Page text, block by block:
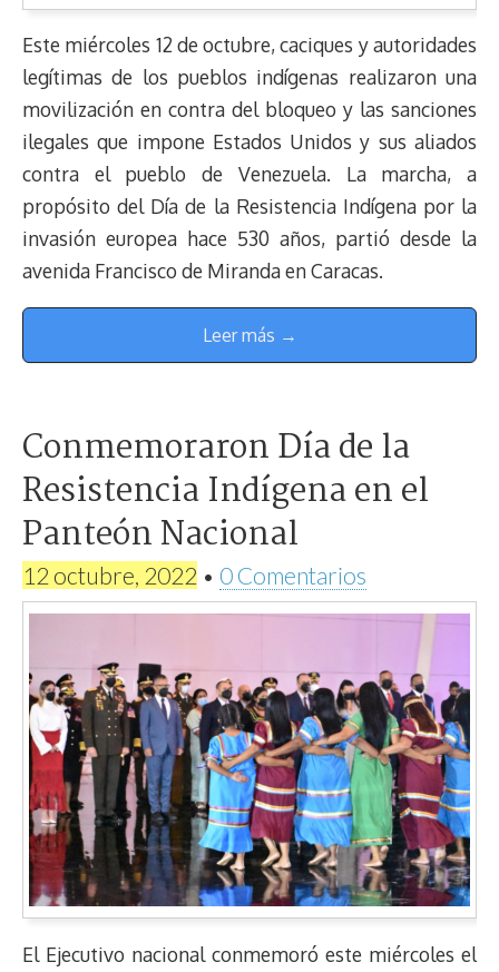
Este miércoles 12 de octubre, caciques y autoridades
legítimas de los pueblos indígenas realizaron una
movilización en contra del bloqueo y las sanciones
ilegales que impone Estados Unidos y sus aliados
contra el pueblo de Venezuela. La marcha, a
propósito del Día de la Resistencia Indígena por la
invasión europea hace 530 años, partió desde la
avenida Francisco de Miranda en Caracas.
Leer más →
Conmemoraron Día de la
Resistencia Indígena en el
Panteón Nacional
12 octubre, 2022 • 0 Comentarios
El Ejecutivo nacional conmemoró este miércoles el